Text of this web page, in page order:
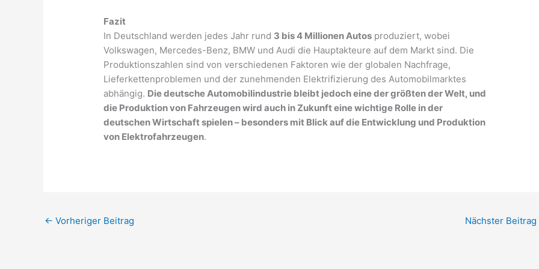
Fazit
In Deutschland werden jedes Jahr rund 3 bis 4 Millionen Autos produziert, wobei
Volkswagen, Mercedes-Benz, BMW und Audi die Hauptakteure auf dem Markt sind. Die
Produktionszahlen sind von verschiedenen Faktoren wie der globalen Nachfrage,
Lieferkettenproblemen und der zunehmenden Elektrifizierung des Automobilmarktes
abhängig. Die deutsche Automobilindustrie bleibt jedoch eine der größten der Welt, und
die Produktion von Fahrzeugen wird auch in Zukunft eine wichtige Rolle in der
deutschen Wirtschaft spielen – besonders mit Blick auf die Entwicklung und Produktion
von Elektrofahrzeugen.
← Vorheriger Beitrag Nächster Beitrag